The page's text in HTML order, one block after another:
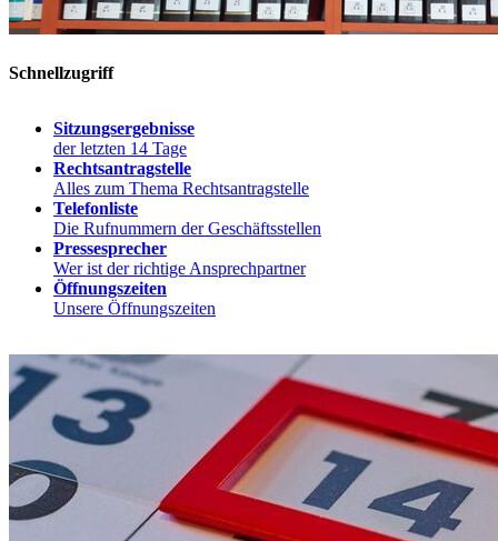
Schnellzugriff
Sitzungsergebnisse
der letzten 14 Tage
Rechtsantragstelle
Alles zum Thema Rechtsantragstelle
Telefonliste
Die Rufnummern der Geschäftsstellen
Pressesprecher
Wer ist der richtige Ansprechpartner
Öffnungszeiten
Unsere Öffnungszeiten